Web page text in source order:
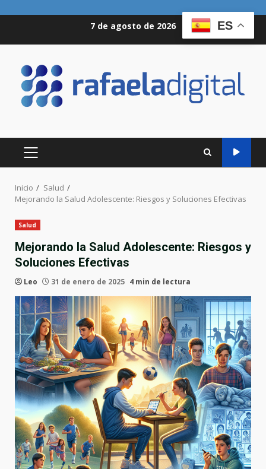
7 de agosto de 2026
MENÚ
PRINCIPAL
Inicio
Salud
Mejorando la Salud Adolescente: Riesgos y Soluciones Efectivas
Salud
Mejorando la Salud Adolescente: Riesgos y
Soluciones Efectivas
Leo 31 de enero de 2025 4 min de lectura
ES